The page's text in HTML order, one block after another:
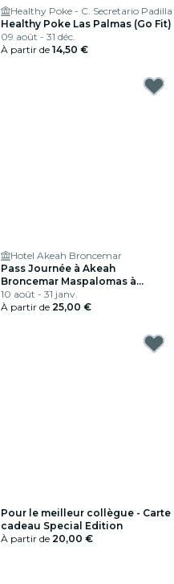
Healthy Poke - C. Secretario Padilla
Healthy Poke Las Palmas (Go Fit)
09 août - 31 déc.
À partir de 14,50 €
Hotel Akeah Broncemar
Pass Journée à Akeah
Broncemar Maspalomas à
Grande Canarie
10 août - 31 janv.
À partir de 25,00 €
Pour le meilleur collègue - Carte
cadeau Special Edition
À partir de 20,00 €